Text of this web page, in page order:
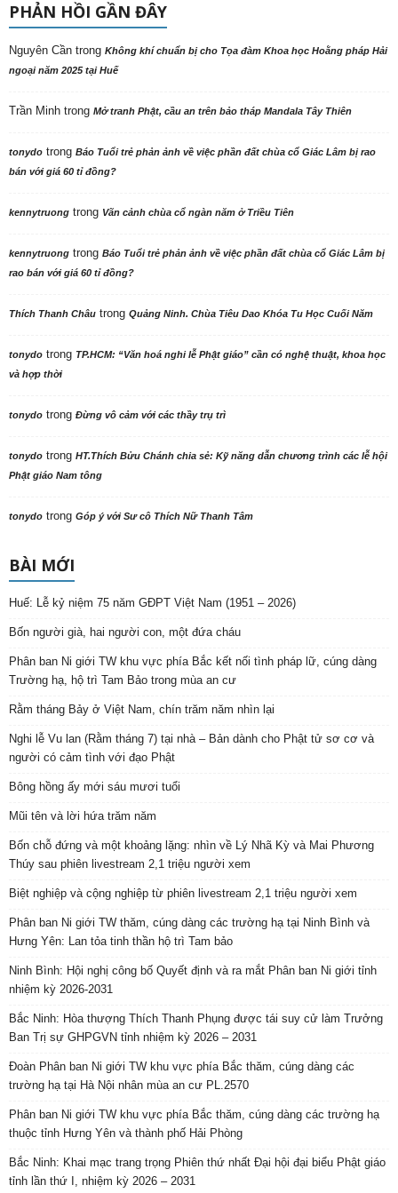
PHẢN HỒI GẦN ĐÂY
Nguyên Cần trong Không khí chuẩn bị cho Tọa đàm Khoa học Hoằng pháp Hải
ngoại năm 2025 tại Huế
Trần Minh trong Mở tranh Phật, cầu an trên bảo tháp Mandala Tây Thiên
tonydo trong Báo Tuổi trẻ phản ảnh về việc phần đất chùa cổ Giác Lâm bị rao
bán với giá 60 tỉ đồng?
kennytruong trong Vãn cảnh chùa cổ ngàn năm ở Triều Tiên
kennytruong trong Báo Tuổi trẻ phản ảnh về việc phần đất chùa cổ Giác Lâm bị
rao bán với giá 60 tỉ đồng?
Thích Thanh Châu trong Quảng Ninh. Chùa Tiêu Dao Khóa Tu Học Cuối Năm
tonydo trong TP.HCM: “Văn hoá nghi lễ Phật giáo” cần có nghệ thuật, khoa học
và hợp thời
tonydo trong Đừng vô cảm với các thầy trụ trì
tonydo trong HT.Thích Bửu Chánh chia sẻ: Kỹ năng dẫn chương trình các lễ hội
Phật giáo Nam tông
tonydo trong Góp ý với Sư cô Thích Nữ Thanh Tâm
BÀI MỚI
Huế: Lễ kỷ niệm 75 năm GĐPT Việt Nam (1951 – 2026)
Bốn người già, hai người con, một đứa cháu
Phân ban Ni giới TW khu vực phía Bắc kết nối tình pháp lữ, cúng dàng
Trường hạ, hộ trì Tam Bảo trong mùa an cư
Rằm tháng Bảy ở Việt Nam, chín trăm năm nhìn lại
Nghi lễ Vu lan (Rằm tháng 7) tại nhà – Bản dành cho Phật tử sơ cơ và
người có cảm tình với đạo Phật
Bông hồng ấy mới sáu mươi tuổi
Mũi tên và lời hứa trăm năm
Bốn chỗ đứng và một khoảng lặng: nhìn về Lý Nhã Kỳ và Mai Phương
Thúy sau phiên livestream 2,1 triệu người xem
Biệt nghiệp và cộng nghiệp từ phiên livestream 2,1 triệu người xem
Phân ban Ni giới TW thăm, cúng dàng các trường hạ tại Ninh Bình và
Hưng Yên: Lan tỏa tinh thần hộ trì Tam bảo
Ninh Bình: Hội nghị công bố Quyết định và ra mắt Phân ban Ni giới tỉnh
nhiệm kỳ 2026-2031
Bắc Ninh: Hòa thượng Thích Thanh Phụng được tái suy cử làm Trưởng
Ban Trị sự GHPGVN tỉnh nhiệm kỳ 2026 – 2031
Đoàn Phân ban Ni giới TW khu vực phía Bắc thăm, cúng dàng các
trường hạ tại Hà Nội nhân mùa an cư PL.2570
Phân ban Ni giới TW khu vực phía Bắc thăm, cúng dàng các trường hạ
thuộc tỉnh Hưng Yên và thành phố Hải Phòng
Bắc Ninh: Khai mạc trang trọng Phiên thứ nhất Đại hội đại biểu Phật giáo
tỉnh lần thứ I, nhiệm kỳ 2026 – 2031